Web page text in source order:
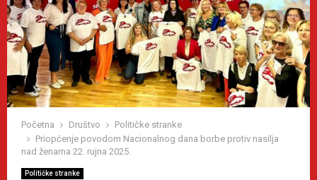
Početna Društvo
Političke stranke
Priopćenje povodom Nacionalnog dana borbe protiv nasilja
nad ženama 22. rujna 2025.
Političke stranke